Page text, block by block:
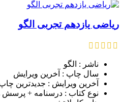
ریاضی یازدهم تجربی الگو
ناشر : الگو
سال چاپ : آخرین ویرایش
آخرین ویرایش : جدیدترین
نوع کتاب : درسنامه + پرسش